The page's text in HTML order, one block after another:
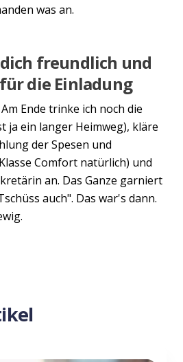
was an.
freundlich und
die Einladung
Ende trinke ich noch die
ja ein langer Heimweg), kläre
der Spesen und
Comfort natürlich) und
an. Das Ganze garniert
auch". Das war's dann.